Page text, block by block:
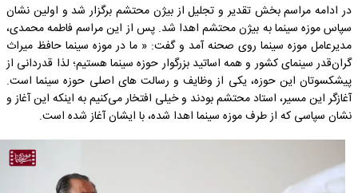
در ادامه مراسم بخش تقدیر و تجلیل از بیژن محتشم برگزار شد و اولین نشان
سپاس موزه سینما به بیژن محتشم اهدا شد. پس از این مراسم فاطمه محمدی،
مدیرعامل موزه سینما روی صحنه آمد و گفت: « ما در موزه سینما حافظ میراث
گران‌قدر سینمای کشور و همه اساتید بزرگوار حوزه سینما هستیم؛ لذا قدردانی از
پیشکسوتان این حوزه، یکی از وظایف و رسالت های اصلی حوزه سینما است.
آغازگر این مسیر، استاد محتشم بودند و خیلی افتخار می‌کنیم به اینکه این آغاز و
نشان سپاسی که از طرف موزه سینما اهدا شده، با ایشان آغاز شده است.